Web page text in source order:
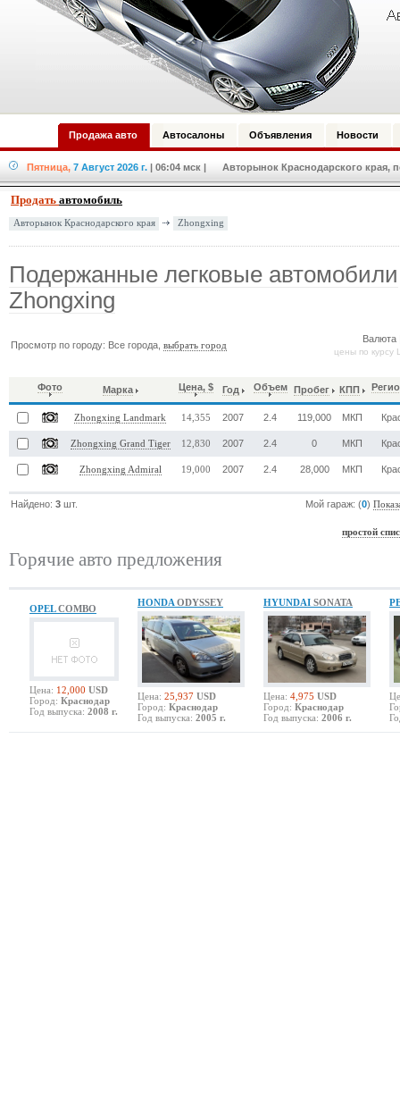
Продажа авто Автосалоны Объявления Новости
Пятница, 7 Август 2026 г. | 06:04 мск | Авторынок Краснодарского края,
Продать автомобиль
Авторынок Краснодарского края Zhongxing
Подержанные легковые автомобили
Zhongxing
Просмотр по городу: Все города,выбрать город
цены по
Фото Марка Цена, $ Год Объем Пробег КПП
Zhongxing Landmark 14,355 2007 2.4 119,000 МКП
Zhongxing Grand Tiger 12,830 2007 2.4 0 МКП
Zhongxing Admiral 19,000 2007 2.4 28,000 МКП
Найдено:3 шт. Мой гараж: (0)
простой
Горячие авто предложения
OPELCOMBO
Цена: 12,000 USD
Город: Краснодар
Год выпуска: 2008 г.
HONDA ODYSSEY
Цена: 25,937 USD
Город: Краснодар
Год выпуска: 2005 г.
HYUNDAI SONATA
Цена: 4,975 USD
Город: Краснодар
Год выпуска: 2006 г.